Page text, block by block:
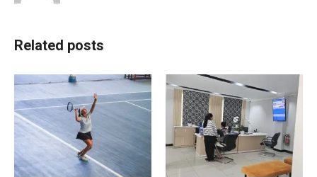
Related posts